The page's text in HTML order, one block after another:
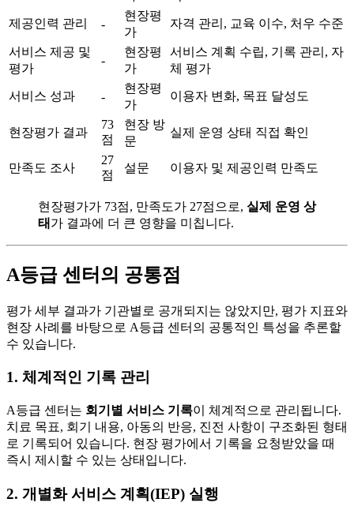
제공인력 관리 -
현장평
가
자격 관리, 교육 이수, 처우 수준
서비스 제공 및
평가
-
현장평
가
서비스 계획 수립, 기록 관리, 자
체 평가
서비스 성과 -
현장평
가
이용자 변화, 목표 달성도
현장평가 결과
73
점
현장 방
문
실제 운영 상태 직접 확인
만족도 조사
27
점
설문 이용자 및 제공인력 만족도
현장평가가 73점, 만족도가 27점으로, 실제 운영 상
태 가 결과에 더 큰 영향을 미칩니다.
A등급 센터의 공통점
평가 세부 결과가 기관별로 공개되지는 않았지만, 평가 지표와
현장 사례를 바탕으로 A등급 센터의 공통적인 특성을 추론할
수 있습니다.
1. 체계적인 기록 관리
A등급 센터는 회기별 서비스 기록이 체계적으로 관리됩니다.
치료 목표, 회기 내용, 아동의 반응, 진전 사항이 구조화된 형태
로 기록되어 있습니다. 현장 평가에서 기록을 요청받았을 때
즉시 제시할 수 있는 상태입니다.
2. 개별화 서비스 계획(IEP) 실행